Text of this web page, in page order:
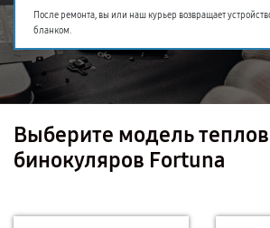
После ремонта, вы или наш курьер возвращает
бланком.
Выберите модель
бинокуляров Fortuna